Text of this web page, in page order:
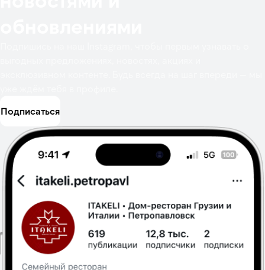
Подписаться